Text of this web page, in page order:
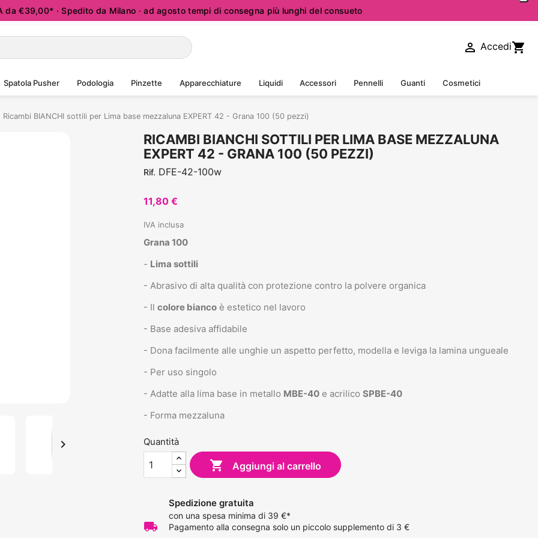
da €39,00* · Spedito da Milano · ad agosto tempi di consegna più lunghi del consueto
 Accedishopping_cart
Spatola Pusher Podologia Pinzette Apparecchiature Liquidi Accessori Pennelli Guanti Cosmetici
Ricambi BIANCHI sottili per Lima base mezzaluna EXPERT 42 - Grana 100 (50 pezzi)

RICAMBI BIANCHI SOTTILI PER LIMA BASE MEZZALUNA
EXPERT 42 - GRANA 100 (50 PEZZI)
Rif. DFE-42-100w
11,80 €
IVA inclusa
Grana 100
- Lima sottili
- Abrasivo di alta qualità con protezione contro la polvere organica
- Il colore bianco è estetico nel lavoro
- Base adesiva affidabile
- Dona facilmente alle unghie un aspetto perfetto, modella e leviga la lamina ungueale
- Per uso singolo
- Adatte alla lima base in metallo MBE-40 e acrilico SPBE-40
- Forma mezzaluna
Quantità
 Aggiungi al carrello
local_shipping
Spedizione gratuita
con una spesa minima di 39 €*
Pagamento alla consegna solo un piccolo supplemento di 3 €